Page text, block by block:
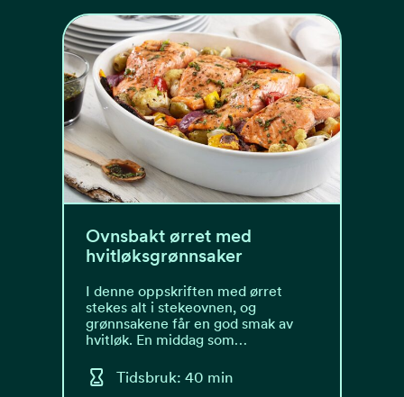
Ovnsbakt ørret med
hvitløksgrønnsaker
I denne oppskriften med ørret
stekes alt i stekeovnen, og
grønnsakene får en god smak av
hvitløk. En middag som…
Tidsbruk: 40 min